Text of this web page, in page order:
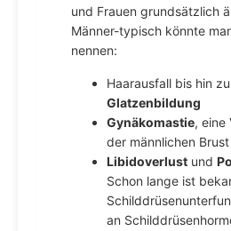
und Frauen grundsätzlich
Männer-typisch könnte
nennen:
Haarausfall bis hin
Glatzenbildung
Gynäkomastie, eine
der männlichen Brust
Libidoverlust und
Schon lange ist
an